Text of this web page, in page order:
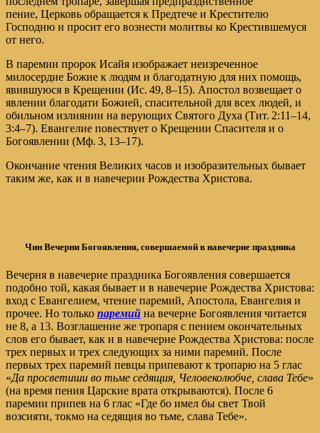
пение, Церковь обращается к Предтече и Крестителю
Господню и просит его вознести молитвы ко Крестившемуся
от него.
В паремии пророк Исайя изображает неизреченное
милосердие Божие к людям и благодатную для них помощь,
явившуюся в Крещении (Ис. 49, 8–15). Апостол возвещает о
явлении благодати Божией, спасительной для всех людей, и
обильном излиянии на верующих Святого Духа (Тит. 2:11–14,
3:4–7). Евангелие повествует о Крещении Спасителя и о
Богоявлении (Мф. 3, 13–17).
Окончание чтения Великих часов и изобразительных бывает
таким же, как и в навечерии Рождества Христова.
Чин Вечерни Богоявления, совершаемой в навечерие праздника
Вечерня в навечерие праздника Богоявления совершается
подобно той, какая бывает и в навечерие Рождества Христова:
вход с Евангелием, чтение паремий, Апостола, Евангелия и
прочее. Но только паремий на вечерне Богоявления читается
не 8, а 13. Возглашение же тропаря с пением окончательных
слов его бывает, как и в навечерие Рождества Христова: после
трех первых и трех следующих за ними паремий. После
первых трех паремий певцы припевают к тропарю на 5 глас
«Да просветиши во тьме седящия, Человеколюбче, слава Тебе»
(на время пения Царские врата открываются). После 6
паремии припев на 6 глас «Где бо имел бы свет Твой
возсияти, токмо на седящия во тьме, слава Тебе».